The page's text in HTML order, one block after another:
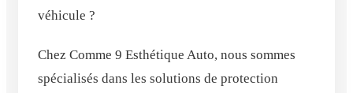
véhicule ?
Chez Comme 9 Esthétique Auto, nous sommes
spécialisés dans les solutions de protection